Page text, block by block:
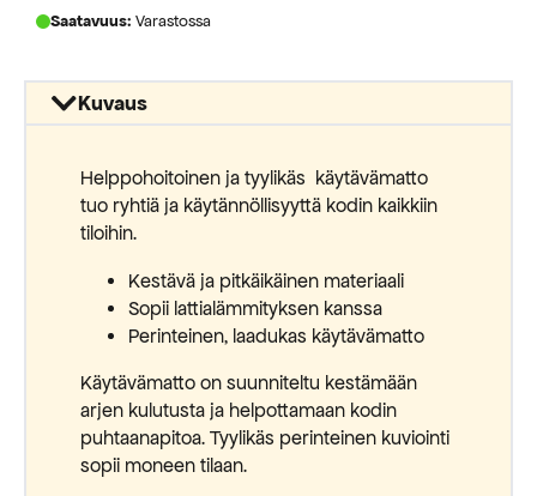
Saatavuus: Varastossa
Kuvaus
Helppohoitoinen ja tyylikäs käytävämatto
tuo ryhtiä ja käytännöllisyyttä kodin kaikkiin
tiloihin.
Kestävä ja pitkäikäinen materiaali
Sopii lattialämmityksen kanssa
Perinteinen, laadukas käytävämatto
Käytävämatto on suunniteltu kestämään
arjen kulutusta ja helpottamaan kodin
puhtaanapitoa. Tyylikäs perinteinen kuviointi
sopii moneen tilaan.